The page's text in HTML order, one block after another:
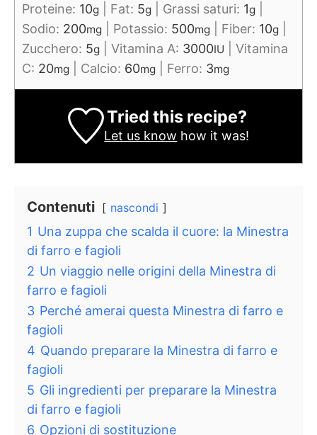
Proteine: 10g Fat: 5g Grassi saturi: 1g
Sodio: 200mg Potassio: 500mg Fiber: 10g
Zucchero: 5g Vitamina A: 3000IU
Vitamina
C: 20mg Calcio: 60mg Ferro: 3mg
Tried this recipe?
Let us know how it was!
Contenuti nascondi
1 Una zuppa che scalda il cuore: la Minestra
di farro e fagioli
2 Un viaggio nelle origini della Minestra di
farro e fagioli
3 Perché amerai questa Minestra di farro e
fagioli
4 Quando preparare la Minestra di farro e
fagioli
5 Gli ingredienti per preparare la Minestra
di farro e fagioli
6 Opzioni di sostituzione